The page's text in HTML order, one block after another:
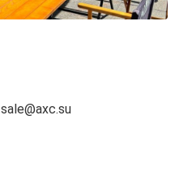
sale@axc.su